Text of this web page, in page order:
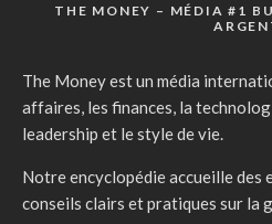
THE MONEY – MÉDIA #1
The Money est un média
affaires, les finances, la
leadership et le style de vie.
Notre encyclopédie accueille des
conseils clairs et pratiques sur la